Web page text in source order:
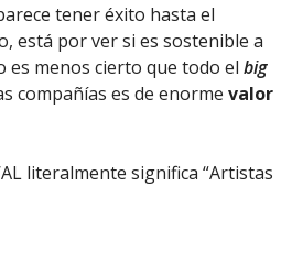
tener éxito hasta el
está por ver si es sostenible a
es menos cierto que todo el big
compañías es de enorme valor
literalmente significa “Artistas